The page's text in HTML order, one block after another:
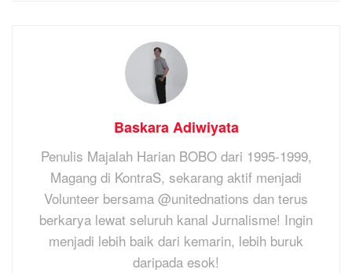
Baskara Adiwiyata
Penulis Majalah Harian BOBO dari 1995-1999,
Magang di KontraS, sekarang aktif menjadi
Volunteer bersama @unitednations dan terus
berkarya lewat seluruh kanal Jurnalisme! Ingin
menjadi lebih baik dari kemarin, lebih buruk
daripada esok!